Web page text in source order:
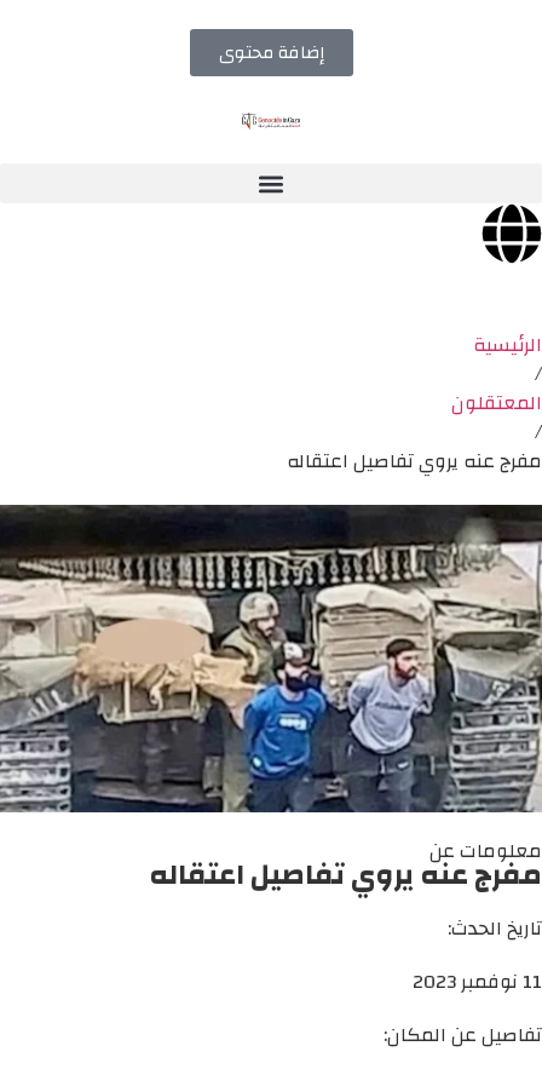
إضافة محتوى
الرئيسية
/
المعتقلون
/
مفرج عنه يروي تفاصيل اعتقاله
معلومات عن
مفرج عنه يروي تفاصيل اعتقاله
تاريخ الحدث:
11 نوفمبر 2023
تفاصيل عن المكان: